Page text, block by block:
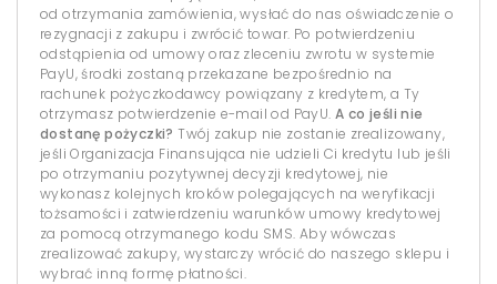
od otrzymania zamówienia, wysłać do nas oświadczenie o
rezygnacji z zakupu i zwrócić towar. Po potwierdzeniu
odstąpienia od umowy oraz zleceniu zwrotu w systemie
PayU, środki zostaną przekazane bezpośrednio na
rachunek pożyczkodawcy powiązany z kredytem, a Ty
otrzymasz potwierdzenie e-mail od PayU. A co jeśli nie
dostanę pożyczki? Twój zakup nie zostanie zrealizowany,
jeśli Organizacja Finansująca nie udzieli Ci kredytu lub jeśli
po otrzymaniu pozytywnej decyzji kredytowej, nie
wykonasz kolejnych kroków polegających na weryfikacji
tożsamości i zatwierdzeniu warunków umowy kredytowej
za pomocą otrzymanego kodu SMS. Aby wówczas
zrealizować zakupy, wystarczy wrócić do naszego sklepu i
wybrać inną formę płatności.